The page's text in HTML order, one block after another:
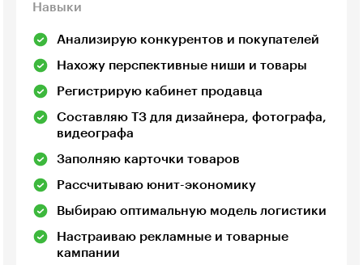
Навыки
Анализирую конкурентов и покупателей
Нахожу перспективные ниши и товары
Регистрирую кабинет продавца
Составляю ТЗ для дизайнера, фотографа,
видеографа
Заполняю карточки товаров
Рассчитываю юнит-экономику
Выбираю оптимальную модель логистики
Настраиваю рекламные и товарные
кампании